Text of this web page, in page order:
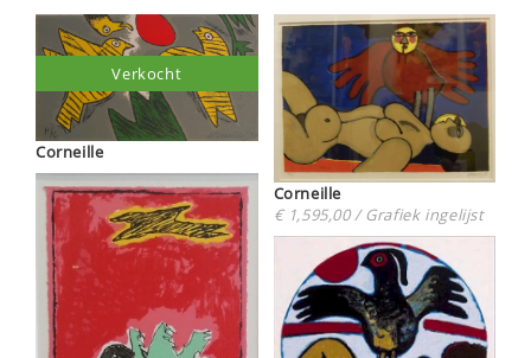
Corneille
Verkocht
Corneille
€ 1,595,00 / Grafiek ingelijst